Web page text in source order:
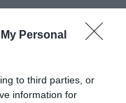
Personal
to third parties, or
information for